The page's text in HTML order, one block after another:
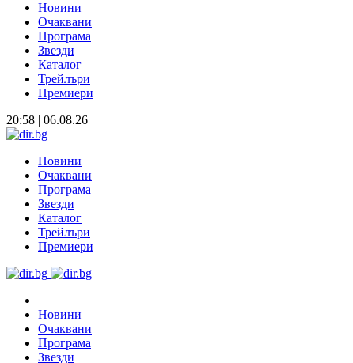
Новини
Очаквани
Програма
Звезди
Каталог
Трейлъри
Премиери
20:58 | 06.08.26
Новини
Очаквани
Програма
Звезди
Каталог
Трейлъри
Премиери
Новини
Очаквани
Програма
Звезди